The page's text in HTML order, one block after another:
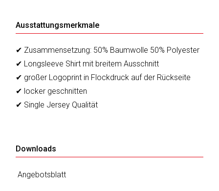
Ausstattungsmerkmale
✔ Zusammensetzung: 50% Baumwolle 50% Polyester
✔ Longsleeve Shirt mit breitem Ausschnitt
✔ großer Logoprint in Flockdruck auf der Rückseite
✔ locker geschnitten
✔ Single Jersey Qualität
Downloads
Angebotsblatt